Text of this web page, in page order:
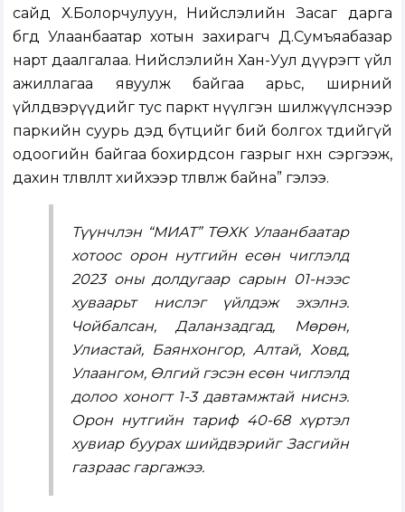
сайд Х.Болорчулуун, Нийслэлийн Засаг дарга
бөгөөд Улаанбаатар хотын захирагч Д.Сумъяабазар
нарт даалгалаа. Нийслэлийн Хан-Уул дүүрэгт үйл
ажиллагаа явуулж байгаа арьс, ширний
үйлдвэрүүдийг тус паркт нүүлгэн шилжүүлснээр
паркийн суурь дэд бүтцийг бий болгох төдийгүй
одоогийн байгаа бохирдсон газрыг нөхөн сэргээж,
дахин төлөвлөлт хийхээр төлөвлөж байна” гэлээ.
Түүнчлэн “МИАТ” ТӨХК Улаанбаатар
хотоос орон нутгийн есөн чиглэлд
2023 оны долдугаар сарын 01-нээс
хуваарьт нислэг үйлдэж эхэлнэ.
Чойбалсан, Даланзадгад, Мөрөн,
Улиастай, Баянхонгор, Алтай, Ховд,
Улаангом, Өлгий гэсэн есөн чиглэлд
долоо хоногт 1-3 давтамжтай ниснэ.
Орон нутгийн тариф 40-68 хүртэл
хувиар буурах шийдвэрийг Засгийн
газраас гаргажээ.